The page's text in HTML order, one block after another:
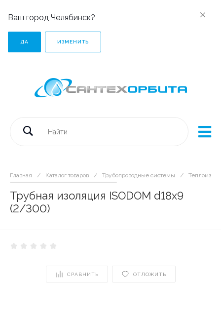
Ваш город Челябинск?
ДА ИЗМЕНИТЬ
Главная / Каталог товаров / Трубопроводные системы /
Трубная изоляция ISODOM d18x9
(2/300)
СРАВНИТЬ ОТЛОЖИТЬ